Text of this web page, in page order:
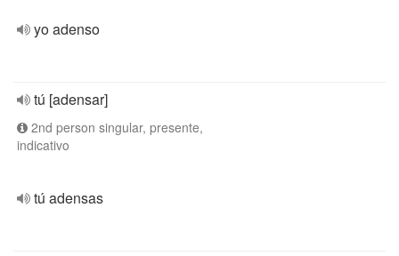
yo adenso
tú [adensar]
2nd person singular, presente,
indicativo
tú adensas